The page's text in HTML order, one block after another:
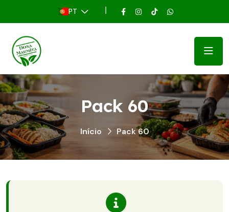
PT
Pack 60
Início Pack 60